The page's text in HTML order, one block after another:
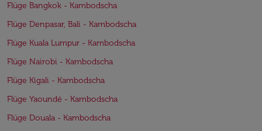
Flüge Bangkok - Kambodscha
Flüge Denpasar, Bali - Kambodscha
Flüge Kuala Lumpur - Kambodscha
Flüge Nairobi - Kambodscha
Flüge Kigali - Kambodscha
Flüge Yaoundé - Kambodscha
Flüge Douala - Kambodscha